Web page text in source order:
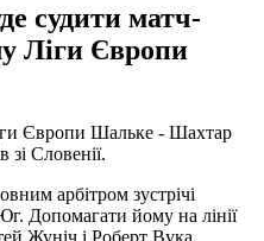
судити матч-
Ліги Європи
Європи Шальке - Шахтар
зі Словенії.
арбітром зустрічі
Допомагати йому на лінії
Жуніч і Роберт Вука.